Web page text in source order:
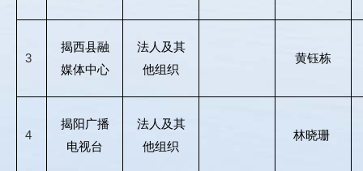
3
揭西县融
媒体中心
法人及其
他组织
黄钰栋
4
揭阳广播
电视台
法人及其
他组织
林晓珊